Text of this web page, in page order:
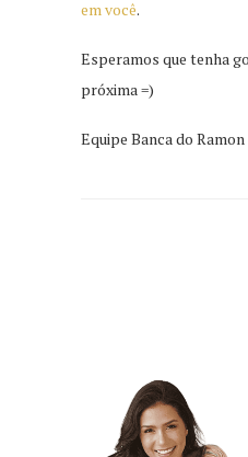
em você.
Esperamos que tenha
próxima =)
Equipe Banca do Ramon